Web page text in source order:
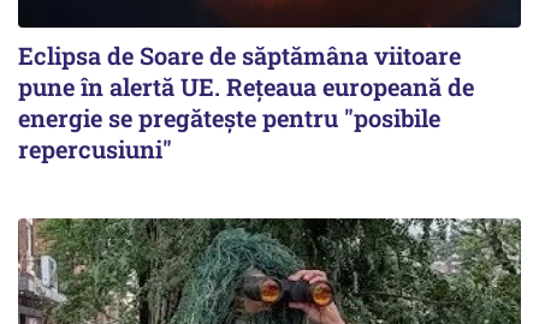
Eclipsa de Soare de săptămâna viitoare
pune în alertă UE. Rețeaua europeană de
energie se pregătește pentru "posibile
repercusiuni"